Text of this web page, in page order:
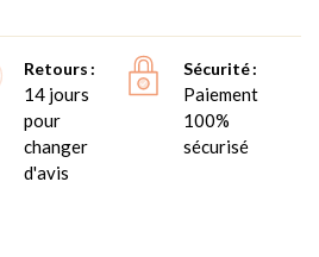
Retours
14 jours
pour
changer
d'avis
Sécurité
Paiement
100%
sécurisé